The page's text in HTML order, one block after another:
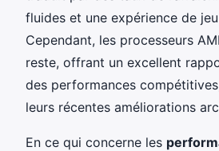
fluides et une expérience de
Cependant, les processeurs
reste, offrant un excellent
des performances
leurs récentes améliorations
En ce qui concerne les